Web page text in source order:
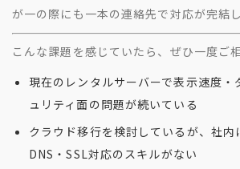
が一の際にも一本の連絡先で対応が完結し
こんな課題を感じていたら、ぜひ一度ご
現在のレンタルサーバーで表示速度・
ュリティ面の問題が続いている
クラウド移行を検討しているが、社内
DNS・SSL対応のスキルがない